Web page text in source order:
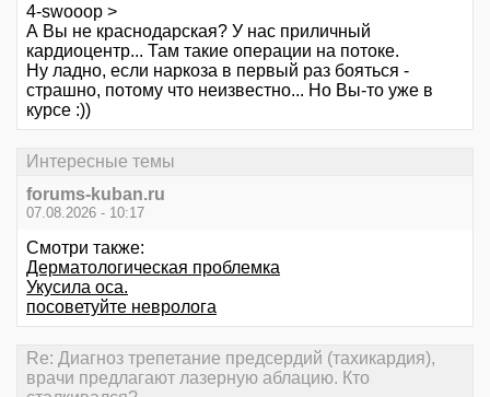
4-swooop >
А Вы не краснодарская? У нас приличный
кардиоцентр... Там такие операции на потоке.
Ну ладно, если наркоза в первый раз бояться -
страшно, потому что неизвестно... Но Вы-то уже в
курсе :))
Интересные темы
forums-kuban.ru
07.08.2026 - 10:17
Смотри также:
Дерматологическая проблемка
Укусила оса.
посоветуйте невролога
Re: Диагноз трепетание предсердий (тахикардия),
врачи предлагают лазерную аблацию. Кто